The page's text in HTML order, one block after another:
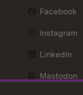
Facebook
Instagram
LinkedIn
Mastodon